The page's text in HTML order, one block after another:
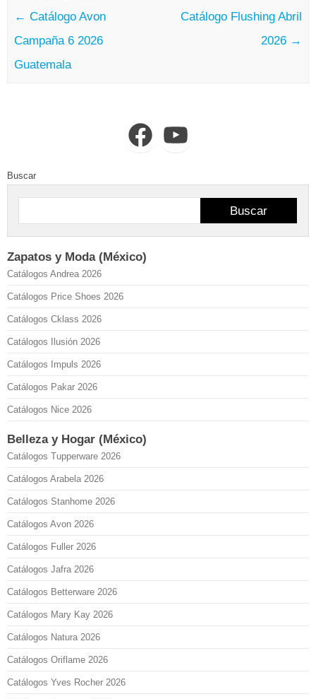
← Catálogo Avon
Campaña 6 2026
Guatemala
Catálogo Flushing Abril
2026 →
FacebookYouTube
Buscar
Buscar
Zapatos y Moda (México)
Catálogos Andrea 2026
Catálogos Price Shoes 2026
Catálogos Cklass 2026
Catálogos Ilusión 2026
Catálogos Impuls 2026
Catálogos Pakar 2026
Catálogos Nice 2026
Belleza y Hogar (México)
Catálogos Tupperware 2026
Catálogos Arabela 2026
Catálogos Stanhome 2026
Catálogos Avon 2026
Catálogos Fuller 2026
Catálogos Jafra 2026
Catálogos Betterware 2026
Catálogos Mary Kay 2026
Catálogos Natura 2026
Catálogos Oriflame 2026
Catálogos Yves Rocher 2026